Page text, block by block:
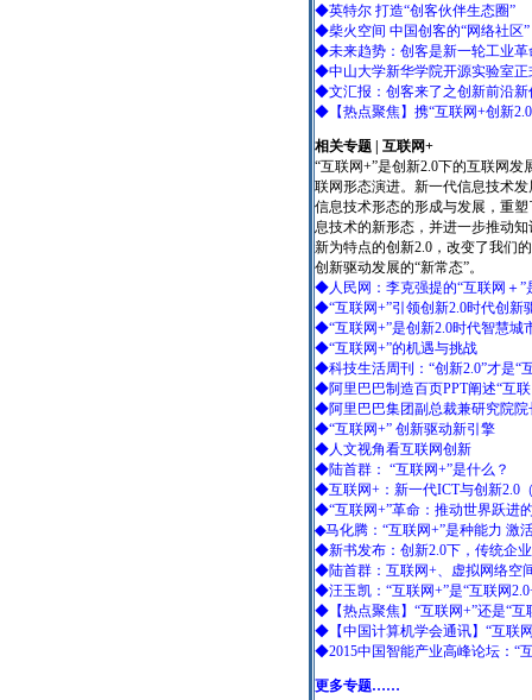
◆英特尔 打造“创客伙伴生态圈”
◆柴火空间 中国创客的“网络社区”
◆未来趋势：创客是新一轮工业革
◆中山大学新华学院开源实验室正
◆文汇报：创客来了之创新前沿新
◆【热点聚焦】携“互联网+创新
相关专题
| 互联网+
“互联网+”是创新2.0下的互联网
联网形态演进。新一代信息技术
信息技术形态的形成与发展，重
息技术的新形态，并进一步推动
新为特点的创新2.0，改变了我们
创新驱动发展的“新常态”。
◆人民网：李克强提的“互联网＋”
◆“互联网+”引领创新2.0时代创新
◆“互联网+”是创新2.0时代智慧城
◆“互联网+”的机遇与挑战
◆科技生活周刊：“创新2.0”才是“
◆阿里巴巴制造百页PPT阐述“互联
◆阿里巴巴集团副总裁兼研究院院
◆“互联网+” 创新驱动新引擎
◆人文视角看互联网创新
◆陆首群： “互联网+”是什么？
◆互联网+：新一代ICT与创新2.0
◆“互联网+”革命：推动世界跃进
◆马化腾：“互联网+”是种能力 激
◆新书发布：创新2.0下，传统企
◆陆首群：互联网+、虚拟网络空
◆汪玉凯：“互联网+”是“互联网
◆【热点聚焦】“互联网+”还是“互
◆【中国计算机学会通讯】“互联
◆2015中国智能产业高峰论坛：“
更多专题……